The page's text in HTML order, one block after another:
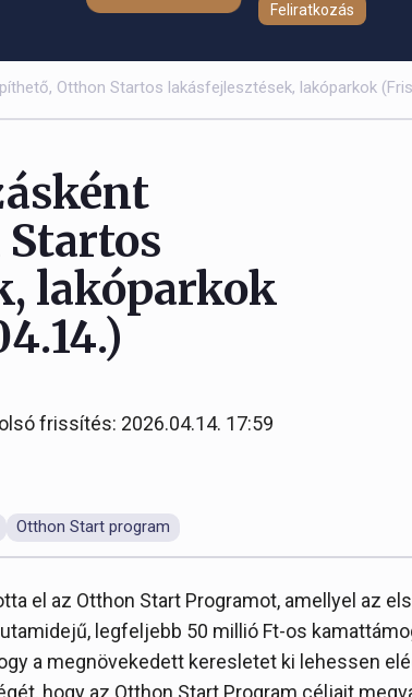
Feliratkozás
Otthon Startos lakásfejlesztések, lakóparkok
lakóparkok
frissítés: 2026.04.14. 17:59
Otthon Start program
el az Otthon Start Programot, amellyel az
legfeljebb 50 millió Ft-os
a megnövekedett keresletet ki lehessen
hogy az Otthon Start Program céljait